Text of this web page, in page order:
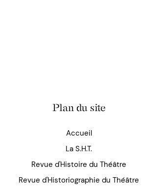
Plan du site
Accueil
La S.H.T.
Revue d'Histoire du Théâtre
Revue d'Historiographie du Théâtre